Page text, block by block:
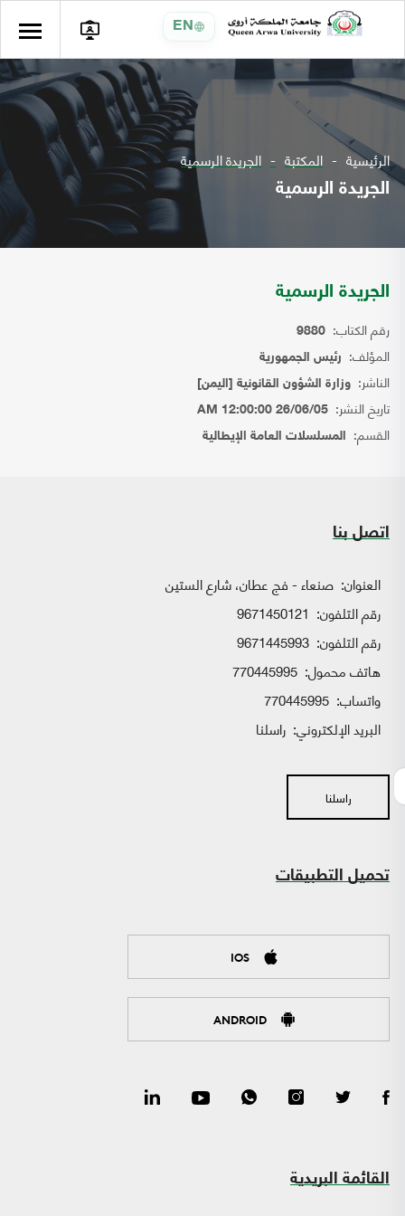
EN
الرئيسية المكتبة الجريدة الرسمية
الجريدة الرسمية
الجريدة الرسمية
رقم الكتاب: 9880
المؤلف: رئيس الجمهورية
الناشر: وزارة الشؤون القانونية [اليمن]
تاريخ النشر: 26/06/05 12:00:00 AM
القسم: المسلسلات العامة الإيطالية
اتصل بنا
العنوان: صنعاء - فج عطان، شارع الستين
رقم التلفون: 9671450121
رقم التلفون: 9671445993
هاتف محمول: 770445995
واتساب:
البريد الإلكتروني: راسلنا
راسلنا
تحميل التطبيقات
IOS
ANDROID
القائمة البريدية